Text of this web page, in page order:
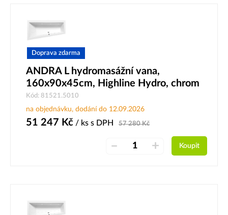
Doprava zdarma
ANDRA L hydromasážní vana,
160x90x45cm, Highline Hydro, chrom
Kód: 81521.5010
na objednávku, dodání do 12.09.2026
51 247 Kč / ks s DPH 57 280Kč
– + Koupit